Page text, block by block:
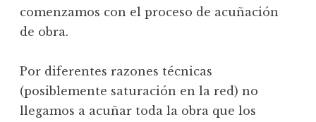
comenzamos con el proceso de acuñación
de obra.
Por diferentes razones técnicas
(posiblemente saturación en la red) no
llegamos a acuñar toda la obra que los